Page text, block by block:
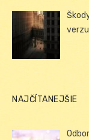
NAJČÍTANEJŠIE